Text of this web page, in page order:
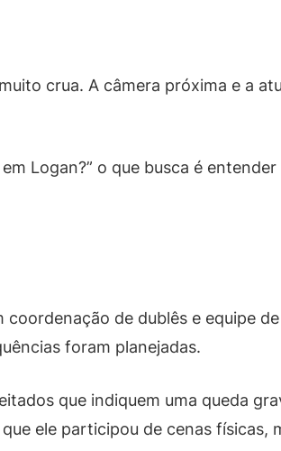
crua. A câmera próxima e a
Logan?” o que busca é
de dublês e equipe
foram planejadas.
que indiquem uma queda
ele participou de cenas físicas,